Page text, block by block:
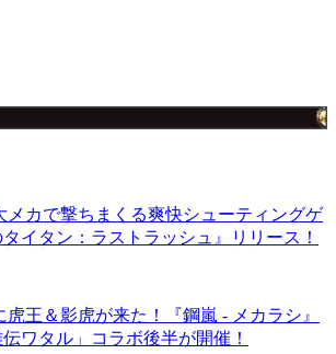
メカで撃ちまくる爽快シューティングゲ
イタン：ラストラッシュ』リリース！
虎王＆影虎が来た！『鋼嵐 - メカラシ』
ワタル」コラボ後半が開催！